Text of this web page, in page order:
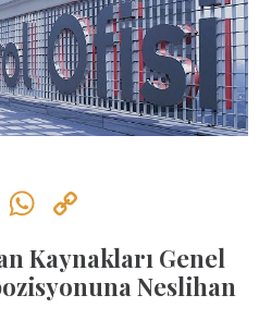
GmailWhatsApp
Link
Kaynakları Genel
Neslihan